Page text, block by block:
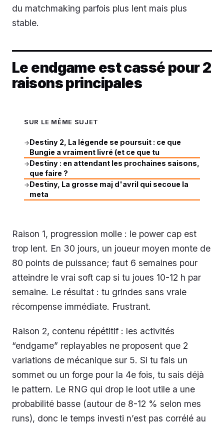
du matchmaking parfois plus lent mais plus
stable.
Le endgame est cassé pour 2
raisons principales
SUR LE MÊME SUJET
→Destiny 2, La légende se poursuit : ce que
Bungie a vraiment livré (et ce que tu
→Destiny : en attendant les prochaines saisons,
que faire ?
→Destiny, La grosse maj d'avril qui secoue la
meta
Raison 1, progression molle : le power cap est
trop lent. En 30 jours, un joueur moyen monte de
80 points de puissance; faut 6 semaines pour
atteindre le vrai soft cap si tu joues 10-12 h par
semaine. Le résultat : tu grindes sans vraie
récompense immédiate. Frustrant.
Raison 2, contenu répétitif : les activités
“endgame” replayables ne proposent que 2
variations de mécanique sur 5. Si tu fais un
sommet ou un forge pour la 4e fois, tu sais déjà
le pattern. Le RNG qui drop le loot utile a une
probabilité basse (autour de 8-12 % selon mes
runs), donc le temps investi n’est pas corrélé au